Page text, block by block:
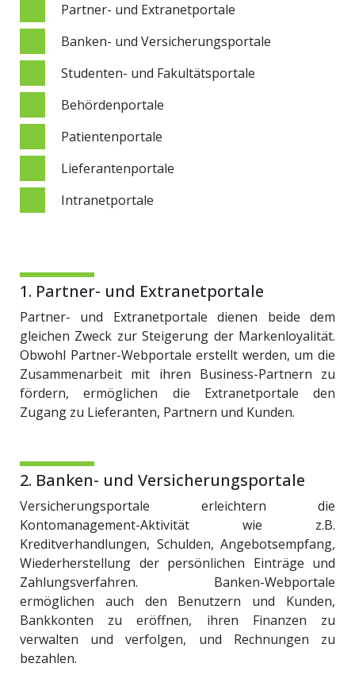
Partner- und Extranetportale
Banken- und Versicherungsportale
Studenten- und Fakultätsportale
Behördenportale
Patientenportale
Lieferantenportale
Intranetportale
1. Partner- und Extranetportale
Partner- und Extranetportale dienen beide dem
gleichen Zweck zur Steigerung der Markenloyalität.
Obwohl Partner-Webportale erstellt werden, um die
Zusammenarbeit mit ihren Business-Partnern zu
fördern, ermöglichen die Extranetportale den
Zugang zu Lieferanten, Partnern und Kunden.
2. Banken- und Versicherungsportale
Versicherungsportale erleichtern die
Kontomanagement-Aktivität wie z.B.
Kreditverhandlungen, Schulden, Angebotsempfang,
Wiederherstellung der persönlichen Einträge und
Zahlungsverfahren. Banken-Webportale
ermöglichen auch den Benutzern und Kunden,
Bankkonten zu eröffnen, ihren Finanzen zu
verwalten und verfolgen, und Rechnungen zu
bezahlen.